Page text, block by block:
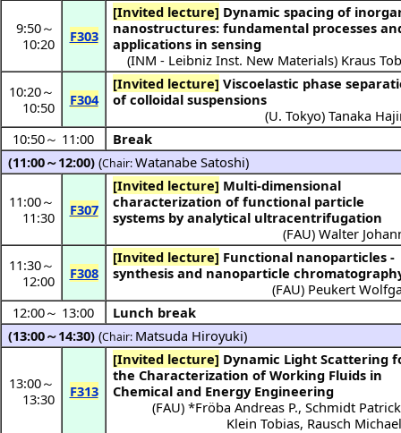
9:50～
10:20
F303
[Invited lecture]
nanostructures: fundamental processes
applications in sensing
(INM - Leibniz Inst. New Materials) Kraus
10:20～
10:50
F304
[Invited lecture] Viscoelastic phase separation
of colloidal suspensions
(U. Tokyo) Tanaka
10:50～ 11:00
Break
(11:00～12:00) (Chair:Watanabe Satoshi)
11:00～
11:30
F307
[Invited lecture]
characterization of functional particle
systems by analytical ultracentrifugation
(FAU) Walter
11:30～
12:00
F308
[Invited lecture]
synthesis and nanoparticle
(FAU) Peukert
12:00～ 13:00
Lunch break
(13:00～14:30) (Chair: Matsuda Hiroyuki)
13:00～
13:30
F313
[Invited lecture]
the Characterization of Working Fluids in
Chemical and Energy Engineering
(FAU) *Fröba Andreas P., Schmidt
Klein Tobias, Rausch